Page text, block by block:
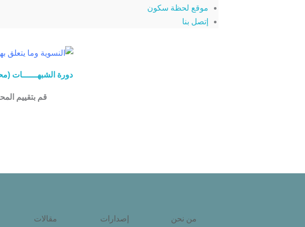
موقع لحظة سكون
إتصل بنا
دورة الشبهــــــات
قم بتقييم
من نحن إصدارات مقالات